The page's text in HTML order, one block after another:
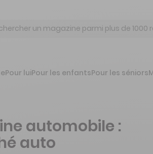
Pour luiPour les enfantsPour les séniors
automobile :
auto